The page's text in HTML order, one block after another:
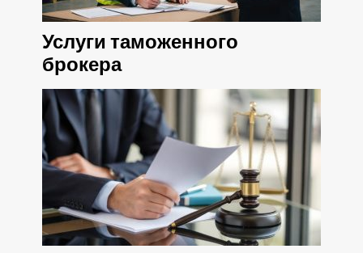
Услуги таможенного
брокера